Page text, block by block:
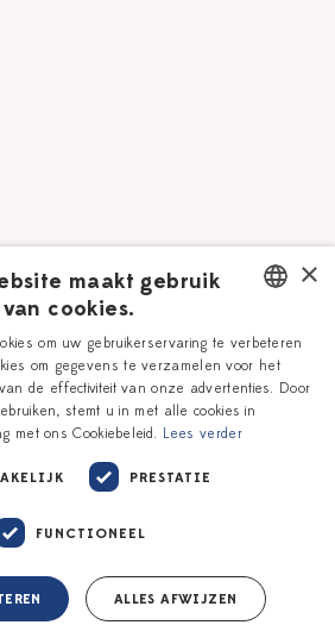
Delfts Blauw
Workshops
Vacatures
Zakelijk
DUTCH
ENGLISH
×
maakt gebruik
van cookies.
om uw gebruikerservaring te verbeteren
om gegevens te verzamelen voor het
de effectiviteit van onze advertenties. Door
stemt u in met alle cookies in
met ons Cookiebeleid. Lees verder
PRESTATIE
FUNCTIONEEL
ALLES AFWIJZEN